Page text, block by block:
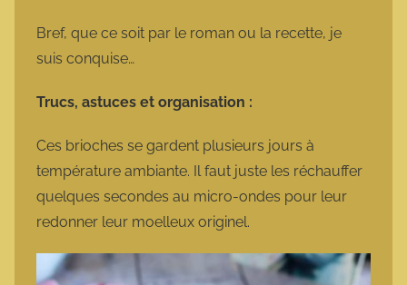
Bref, que ce soit par le roman ou la recette, je
suis conquise…
Trucs, astuces et organisation :
Ces brioches se gardent plusieurs jours à
température ambiante. Il faut juste les réchauffer
quelques secondes au micro-ondes pour leur
redonner leur moelleux originel.